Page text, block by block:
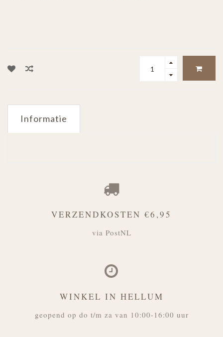
Informatie
VERZENDKOSTEN €6,95
via PostNL
WINKEL IN HELLUM
geopend op do t/m za van 10:00-16:00 uur